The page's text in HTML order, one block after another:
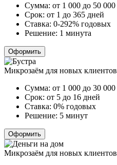
Сумма: от 1 000 до 50 000
Срок: от 1 до 365 дней
Ставка: 0-292% годовых
Решение: 1 минута
Оформить
Микрозаём для новых клиентов
Сумма: от 1 000 до 30 000
Срок: от 5 до 16 дней
Ставка: 0% годовых
Решение: 5 минут
Оформить
Микрозаём для новых клиентов